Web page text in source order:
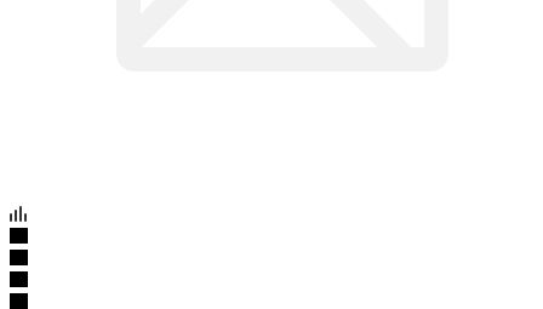
Артикул:
Рамка iPhone 4S для дисплея черная
Подробности
33